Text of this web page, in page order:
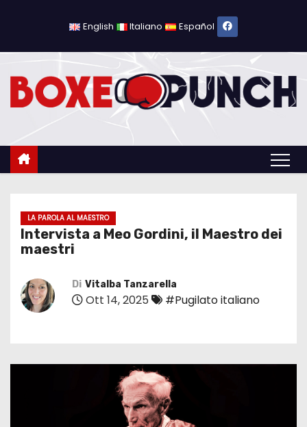
c
English Italiano Español
LA PAROLA AL MAESTRO
Intervista a Meo Gordini, il Maestro dei
maestri
Di Vitalba Tanzarella
Ott 14, 2025 #Pugilato italiano